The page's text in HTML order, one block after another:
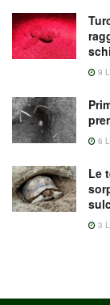
9
6
Le
3